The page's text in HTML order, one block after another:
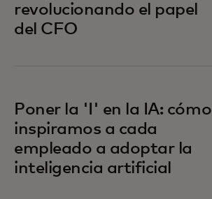
revolucionando el papel
del CFO
Poner la 'I' en la IA: cómo
inspiramos a cada
empleado a adoptar la
inteligencia artificial